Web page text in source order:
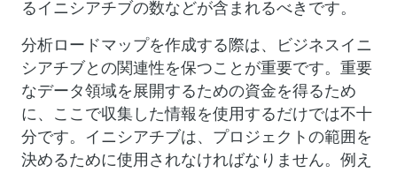
るイニシアチブの数などが含まれるべきです。
分析ロードマップを作成する際は、ビジネスイニ
シアチブとの関連性を保つことが重要です。重要
なデータ領域を展開するための資金を得るため
に、ここで収集した情報を使用するだけでは不十
分です。イニシアチブは、プロジェクトの範囲を
決めるために使用されなければなりません。例え